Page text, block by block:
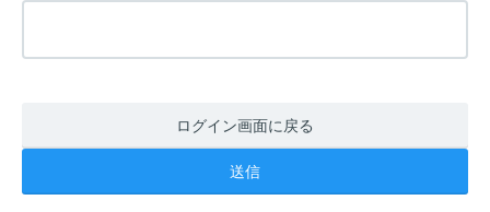
ログイン画面に戻る